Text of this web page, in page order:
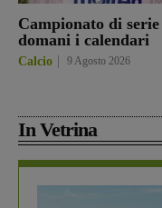
Campionato di
domani i calendari
Calcio 9 Agosto 2026
In Vetrina